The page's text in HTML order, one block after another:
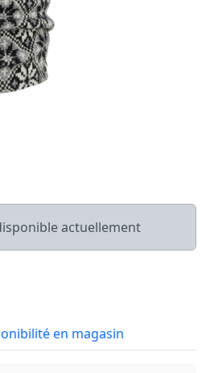
actuellement
en magasin